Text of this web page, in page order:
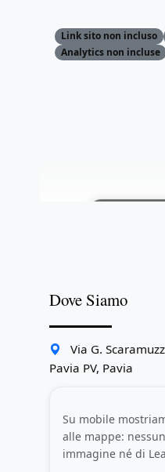
Link sito non incluso
Analytics non incluse
Dove Siamo
Via G.
Pavia PV, Pavia
Su mobile
alle mappe:
immagine né di